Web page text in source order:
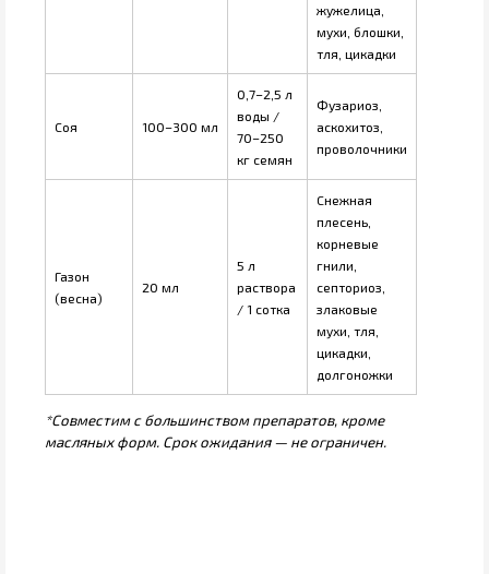
жужелица,
мухи, блошки,
тля, цикадки
Соя 100–300 мл
0,7–2,5 л
воды /
70–250
кг семян
Фузариоз,
аскохитоз,
проволочники
Газон
(весна)
20 мл
5 л
раствора
/ 1 сотка
Снежная
плесень,
корневые
гнили,
септориоз,
злаковые
мухи, тля,
цикадки,
долгоножки
*Совместим с большинством препаратов, кроме
масляных форм. Срок ожидания — не ограничен.